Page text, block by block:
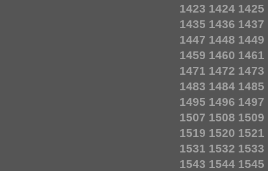
1423 1424 1425
1435 1436 1437
1447 1448 1449
1459 1460 1461
1471 1472 1473
1483 1484 1485
1495 1496 1497
1507 1508 1509
1519 1520 1521
1531 1532 1533
1543 1544 1545